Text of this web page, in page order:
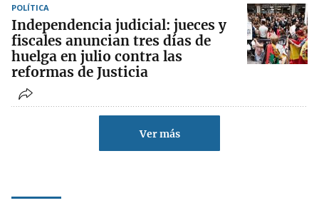
POLÍTICA
Independencia judicial: jueces y
fiscales anuncian tres días de
huelga en julio contra las
reformas de Justicia
Ver más